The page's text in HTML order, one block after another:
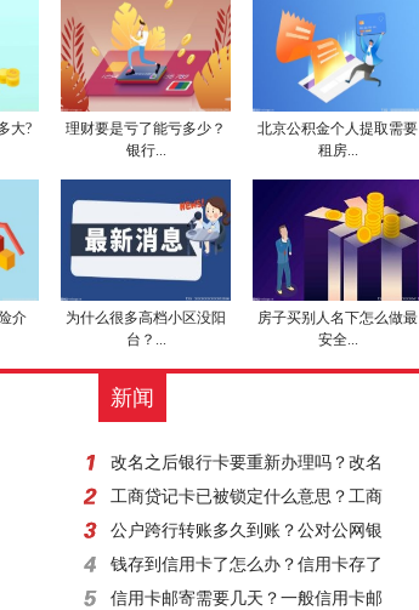
大?
理财要是亏了能亏多少？
银行...
北京公积金个人提取需要
租房...
介
为什么很多高档小区没阳
台？...
房子买别人名下怎么做最
安全...
新闻
改名之后银行卡要重新办理吗？改名
工商贷记卡已被锁定什么意思？工商
公户跨行转账多久到账？公对公网银
钱存到信用卡了怎么办？信用卡存了
信用卡邮寄需要几天？一般信用卡邮